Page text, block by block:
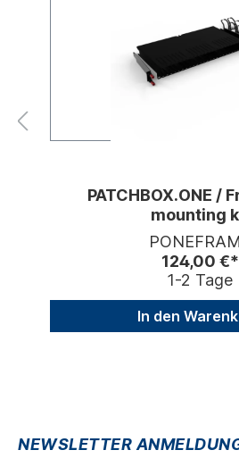
PATCHBOX.ONE /
mounting
124,00 €*
1-2 Tage
In den
NEWSLETTER